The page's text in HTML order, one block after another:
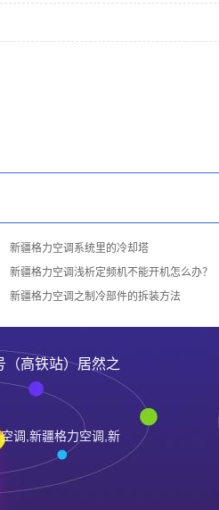
新疆格力空调系统里的冷却塔
新疆格力空调浅析定频机不能开机怎么办？
新疆格力空调之制冷部件的拆装方法
高铁站）居然之
调,新疆格力空调,新